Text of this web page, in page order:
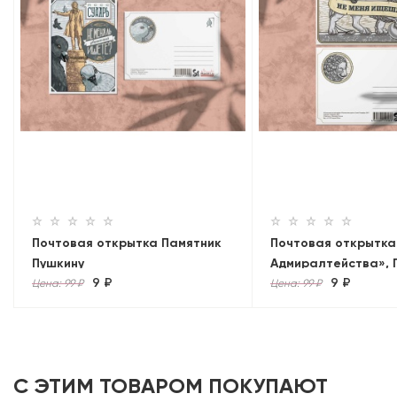
Почтовая открытка Памятник
Пушкину
Цена: 99 ₽ 9 ₽
Почтовая
Адмиралтейства»,
Цена: 99 ₽ 9 ₽
С ЭТИМ ТОВАРОМ ПОКУПАЮТ